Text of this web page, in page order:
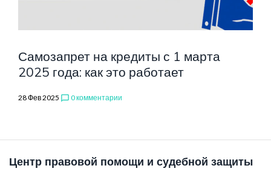
КРЕДИТЫ
Самозапрет на кредиты с 1 марта
2025 года: как это работает
28 Фев 2025 chat_bubble_outline 0 комментарии
Центр правовой помощи и судебной защиты